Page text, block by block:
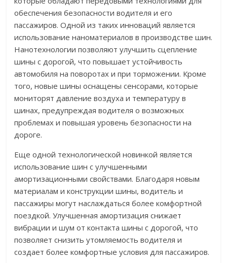
обеспечения безопасности водителя и его
пассажиров. Одной из таких инноваций является
использование наноматериалов в производстве шин.
Нанотехнологии позволяют улучшить сцепление
шины с дорогой, что повышает устойчивость
автомобиля на поворотах и при торможении. Кроме
того, новые шины оснащены сенсорами, которые
мониторят давление воздуха и температуру в
шинах, предупреждая водителя о возможных
проблемах и повышая уровень безопасности на
дороге.
Еще одной технологической новинкой является
использование шин с улучшенными
амортизационными свойствами. Благодаря новым
материалам и конструкции шины, водитель и
пассажиры могут наслаждаться более комфортной
поездкой. Улучшенная амортизация снижает
вибрации и шум от контакта шины с дорогой, что
позволяет снизить утомляемость водителя и
создает более комфортные условия для пассажиров.